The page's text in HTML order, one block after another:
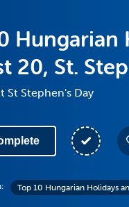
Hungarian
20, St.
St Stephen's Day
Top 10 Hungarian Holidays